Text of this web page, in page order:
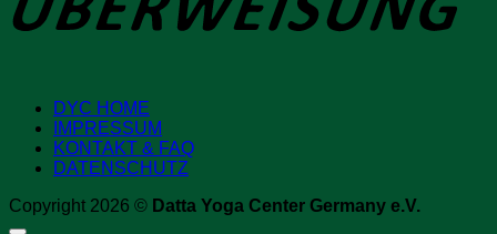
DYC HOME
IMPRESSUM
KONTAKT & FAQ
DATENSCHUTZ
Copyright 2026 © Datta Yoga Center Germany e.V.